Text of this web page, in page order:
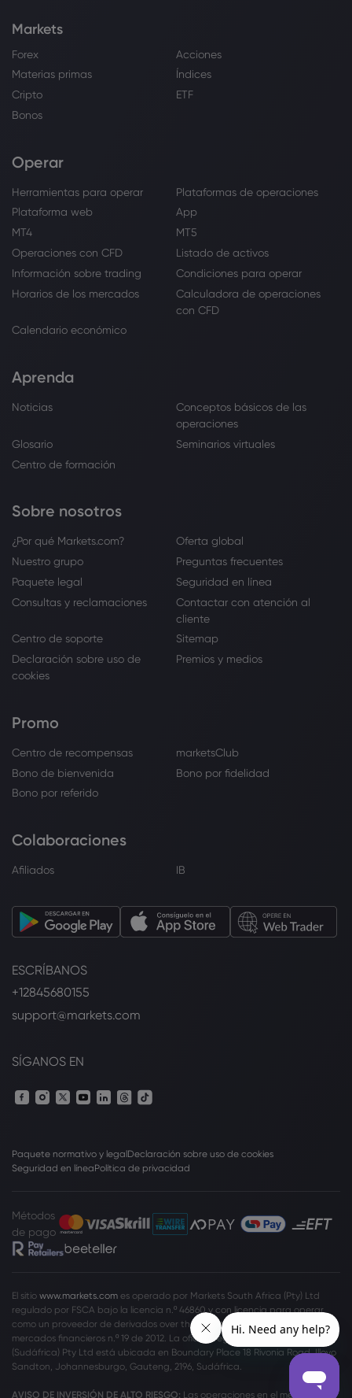
Markets
Forex
Acciones
Materias primas
Índices
Cripto
ETF
Bonos
Operar
Herramientas para operar
Plataformas de operaciones
Plataforma web
App
MT4
MT5
Operaciones con CFD
Listado de activos
Información sobre trading
Condiciones para operar
Horarios de los mercados
Calculadora de operaciones
con CFD
Calendario económico
Aprenda
Noticias
Conceptos básicos de las
operaciones
Glosario
Seminarios virtuales
Centro de formación
Sobre nosotros
¿Por qué Markets.com?
Oferta global
Nuestro grupo
Preguntas frecuentes
Paquete legal
Seguridad en línea
Consultas y reclamaciones
Contactar con atención al
cliente
Centro de soporte
Sitemap
Declaración sobre uso de
cookies
Premios y medios
Promo
Centro de recompensas
marketsClub
Bono de bienvenida
Bono por fidelidad
Bono por referido
Colaboraciones
Afiliados IB
ESCRÍBANOS
+12845680155
support@markets.com
SÍGANOS EN
Paquete normativo y legalDeclaración sobre uso de cookies
Seguridad en líneaPolítica de privacidad
Métodos
de pago
El sitio www.markets.com es operado por Markets South Africa (Pty) Ltd
regulado por FSCA bajo la licencia n.º 46860 y con licencia para operar
como un proveedor de derivados over the counter (ODP) según la ley de
mercados financieros n.º 19 de 2012. La oficina registrada de Markets
(Sudáfrica) Pty Ltd está ubicada en Boundary Place 18 Rivonia Road, Illovo
Sandton, Johannesburgo, Gauteng, 2196, Sudáfrica.
AVISO DE INVERSIÓN DE ALTO RIESGO: Las operaciones en el mercado de